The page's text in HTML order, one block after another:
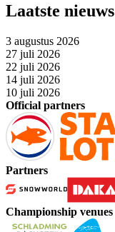
Laatste nieuws
3 augustus 2026
27 juli 2026
22 juli 2026
14 juli 2026
10 juli 2026
Official partners
Partners
Championship venues